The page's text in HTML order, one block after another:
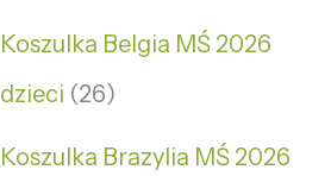
Koszulka Belgia MŚ 2026
dzieci 26
Koszulka Brazylia MŚ 2026